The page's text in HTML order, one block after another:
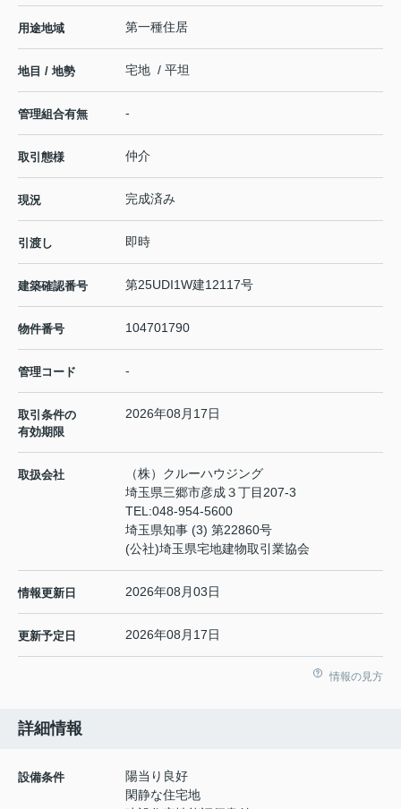
用途地域 第一種住居
地目 / 地勢 宅地 / 平坦
管理組合有無 -
取引態様 仲介
現況 完成済み
引渡し 即時
建築確認番号 第25UDI1W建12117号
物件番号 104701790
管理コード -
取引条件の
有効期限
2026年08月17日
取扱会社
（株）クルーハウジング
埼玉県三郷市彦成３丁目207-3
TEL:048-954-5600
埼玉県知事 (3) 第22860号
(公社)埼玉県宅地建物取引業協会
情報更新日 2026年08月03日
更新予定日 2026年08月17日
情報の見方
詳細情報
設備条件
陽当り良好
閑静な住宅地